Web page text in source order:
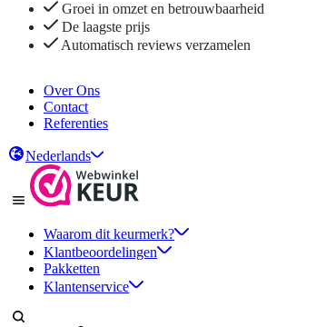
Groei in omzet en betrouwbaarheid
De laagste prijs
Automatisch reviews verzamelen
Over Ons
Contact
Referenties
Nederlands
Waarom dit keurmerk?
Klantbeoordelingen
Pakketten
Klantenservice